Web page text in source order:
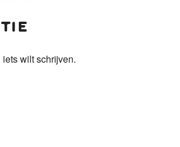
wilt schrijven.